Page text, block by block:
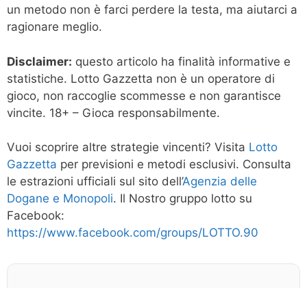
un metodo non è farci perdere la testa, ma aiutarci a
ragionare meglio.
Disclaimer: questo articolo ha finalità informative e
statistiche. Lotto Gazzetta non è un operatore di
gioco, non raccoglie scommesse e non garantisce
vincite. 18+ – Gioca responsabilmente.
Vuoi scoprire altre strategie vincenti? Visita Lotto
Gazzetta per previsioni e metodi esclusivi. Consulta
le estrazioni ufficiali sul sito dell’Agenzia delle
Dogane e Monopoli. Il Nostro gruppo lotto su
Facebook:
https://www.facebook.com/groups/LOTTO.90